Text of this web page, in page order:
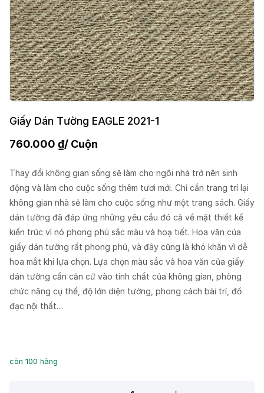
Giấy Dán Tường EAGLE 2021-1
760.000 ₫/ Cuộn
Thay đổi không gian sống sẽ làm cho ngôi nhà trở nên sinh
động và làm cho cuộc sống thêm tươi mới. Chỉ cần trang trí lại
không gian nhà sẽ làm cho cuộc sống như một trang sách. Giấy
dán tường đã đáp ứng những yêu cầu đó cả về mặt thiết kế
kiến trúc vì nó phong phú sắc màu và hoạ tiết. Hoa văn của
giấy dán tường rất phong phú, và đây cũng là khó khăn vì dễ
hoa mắt khi lựa chọn. Lựa chọn màu sắc và hoa văn của giấy
dán tường cần căn cứ vào tính chất của không gian, phòng
chức năng cụ thể, độ lớn diện tường, phong cách bài trí, đồ
đạc nội thất…
còn 100 hàng